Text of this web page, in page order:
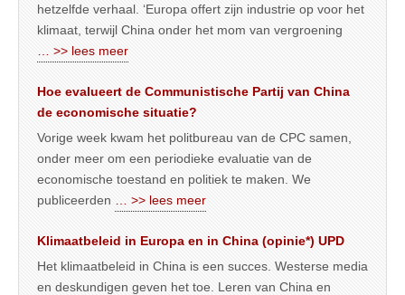
hetzelfde verhaal. ‘Europa offert zijn industrie op voor het
klimaat, terwijl China onder het mom van vergroening
… >> lees meer
Hoe evalueert de Communistische Partij van China
de economische situatie?
Vorige week kwam het politbureau van de CPC samen,
onder meer om een periodieke evaluatie van de
economische toestand en politiek te maken. We
publiceerden
… >> lees meer
Klimaatbeleid in Europa en in China (opinie*) UPD
Het klimaatbeleid in China is een succes. Westerse media
en deskundigen geven het toe. Leren van China en